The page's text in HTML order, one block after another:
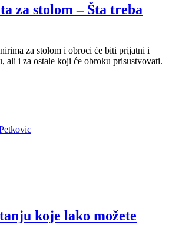
za stolom – Šta treba
za stolom i obroci će biti prijatni i
ali i za ostale koji će obroku prisustvovati.
koje lako možete